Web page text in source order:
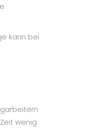
kann bei
wenig